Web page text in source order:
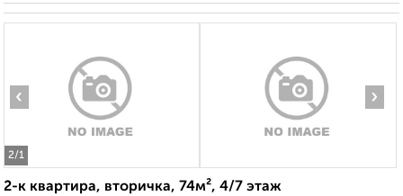
2/1
‹ ›
2-к квартира, вторичка, 74м², 4/7 этаж